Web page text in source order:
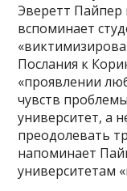
Эверетт Пайпер
вспоминает
Послания к
«проявлении
чувств
университет, а
преодолевать
напоминает
университетам